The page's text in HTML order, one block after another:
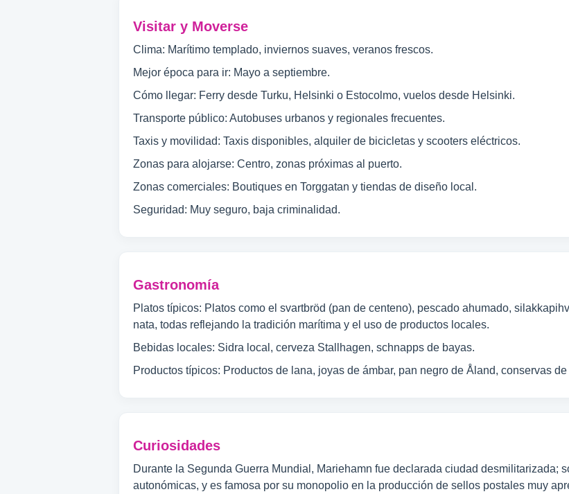
Visitar y Moverse
Clima: Marítimo templado, inviernos suaves, veranos frescos.
Mejor época para ir: Mayo a septiembre.
Cómo llegar: Ferry desde Turku, Helsinki o Estocolmo, vuelos desde Helsinki.
Transporte público: Autobuses urbanos y regionales frecuentes.
Taxis y movilidad: Taxis disponibles, alquiler de bicicletas y scooters eléctricos.
Zonas para alojarse: Centro, zonas próximas al puerto.
Zonas comerciales: Boutiques en Torggatan y tiendas de diseño local.
Seguridad: Muy seguro, baja criminalidad.
Gastronomía
Platos típicos: Platos como el svartbröd (pan de centeno), pescado ahumado,
nata, todas reflejando la tradición marítima y el uso de productos locales.
Bebidas locales: Sidra local, cerveza Stallhagen, schnapps de bayas.
Productos típicos: Productos de lana, joyas de ámbar, pan negro de Åland, conservas
Curiosidades
Durante la Segunda Guerra Mundial, Mariehamn fue declarada ciudad desmilitarizada;
autonómicas, y es famosa por su monopolio en la producción de sellos postales muy